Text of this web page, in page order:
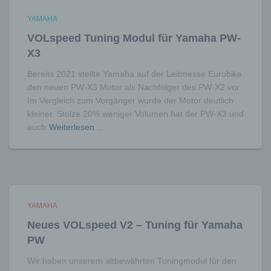
YAMAHA
VOLspeed Tuning Modul für Yamaha PW-
X3
Bereits 2021 stellte Yamaha auf der Leitmesse Eurobike
den neuen PW-X3 Motor als Nachfolger des PW-X2 vor.
Im Vergleich zum Vorgänger wurde der Motor deutlich
kleiner. Stolze 20% weniger Volumen hat der PW-X3 und
auch Weiterlesen…
YAMAHA
Neues VOLspeed V2 – Tuning für Yamaha
PW
Wir haben unserem altbewährten Tuningmodul für den
Online-Kennung oder zu einem oder
genetischen, psychischen, wirtschaftlichen,
kulturellen oder sozialen Identität dieser
natürlichen Person sind, identifiziert werden
kann.
b) betroffene Person
c) Verarbeitung
Verarbeitung ist jeder mit oder ohne Hilfe
Zusammenhang mit personenbezogenen